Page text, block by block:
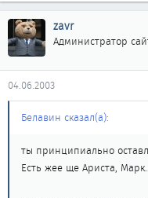
zavr
Администратор
04.06.2003
Белавин сказал(а):
ты принципиально
Есть жее ще Ариста,